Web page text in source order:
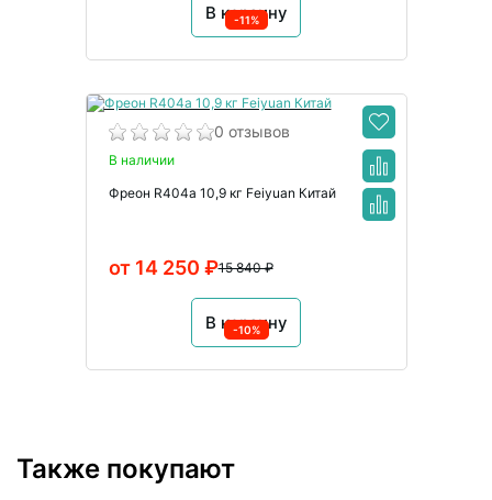
В корзину
-11%
0 отзывов
В наличии
Фреон R404a 10,9 кг Feiyuan Китай
15 840 ₽
от 14 250 ₽
В корзину
-10%
Также покупают